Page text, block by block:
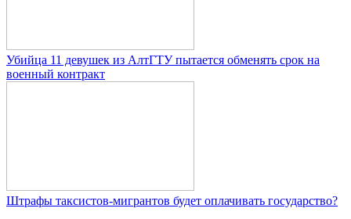
Убийца 11 девушек из АлтГТУ пытается обменять срок на
военный контракт
Штрафы таксистов-мигрантов будет оплачивать государство?